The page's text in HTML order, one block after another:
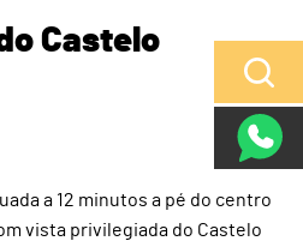
Castelo
a 12 minutos a pé do centro
vista privilegiada do Castelo